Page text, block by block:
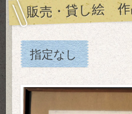
販売・貸し絵
指定なし